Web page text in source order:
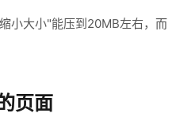
小大小"能压到20MB左右，而
页面